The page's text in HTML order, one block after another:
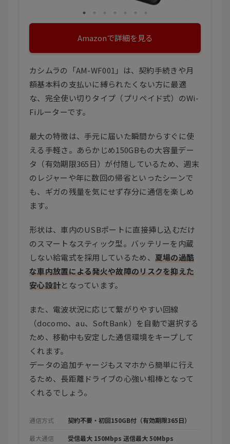
Amazonで詳細を見る
カシムラの「AM-WF001」は、契約手続きや月
額基本料の支払いに縛られたくない方に最適
な、完全使い切りタイプ（プリペイド式）のWi-
Fiルーターです。
最大の特徴は、手元に届いた瞬間からすぐに使
える手軽さ。あらかじめ150GBもの大容量デー
タ（有効期限365日）が付随しているため、週末
のレジャーや年に数回の帰省といったシーンで
も、ギガの残量を気にせず存分に通信を楽しめ
ます。
形状は、車内のUSBポートに直接挿し込むだけ
のスマートなスティック型。バッテリーを内蔵
しない給電式を採用しているため、 夏場の過酷
な車内放置による発火や故障のリスクを抑えた
安心設計となっています。
また、電波状況に応じて繋がりやすい回線
（docomo、au、SoftBank）を自動で選択する
ため、移動中も安定した通信環境をキープして
くれます。
データの追加チャージもスマホから簡単に行え
るため、長距離ドライブの心強い相棒となって
くれるでしょう。
通信方式 契約不要・初回150GB付（有効期限365日）
最大通信
受信最大 150Mbps 送信最大 50Mbps